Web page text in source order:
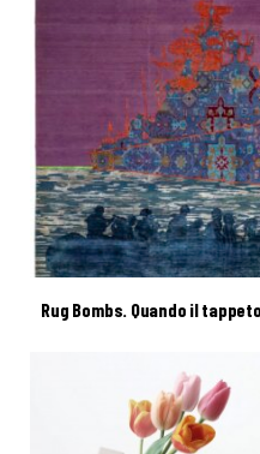
Rug Bombs. Quando il